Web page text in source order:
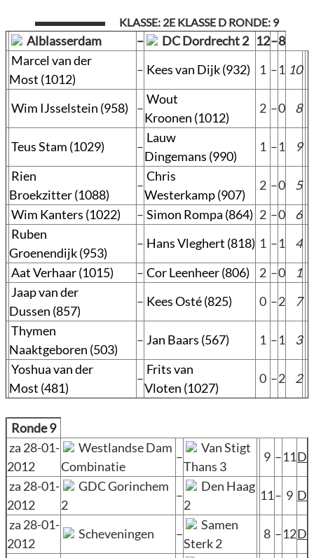
KLASSE: 2E KLASSE D RONDE: 9
Alblasserdam – DC Dordrecht 2 12–8
Marcel van der
Most (1012)
– Kees van Dijk (932) 1 –1 10
Wim IJsselstein (958) –
Wout
Kroonen (1012)
2 –0 8
Teus Stam (1029) –
Lauw
Dingemans (990)
1 –1
9
Rien
Broekzitter (1088)
–
Chris
Westerkamp (907)
2 –0
5
Wim Kanters (1022)
– Simon Rompa (864) 2 –0
6
Ruben
Groenendijk (953)
– Hans Vleghert (818) 1 –1
4
Aat Verhaar (1015)
– Cor Leenheer (806) 2 –0
1
Jaap van der
Dussen (857)
– Kees Osté (825) 0 –2
7
Thymen
Naaktgeboren (503)
– Jan Baars (567) 1 –1
3
Yoshua van der
Most (481)
–
Frits van
Vloten (1027)
0 –2 2
Ronde 9
za 28-01-
2012
Westlandse Dam
Combinatie
–
Van Stigt
Thans 3
9 –11D
za 28-01-
2012
GDC Gorinchem
2
–
Den Haag
2
11– 9 D
za 28-01-
2012
Scheveningen –
Samen
Sterk 2
8 –12D